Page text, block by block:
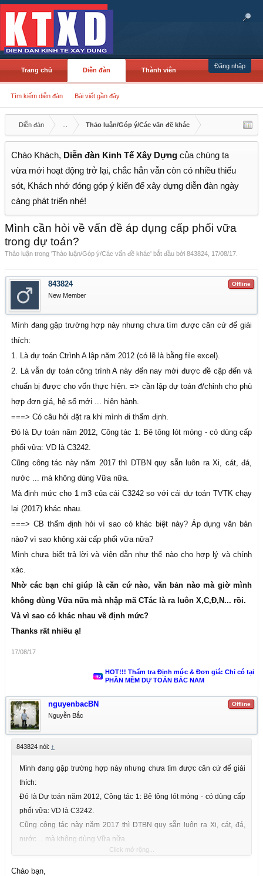
Đăng nhập
Trang chủ Diễn đàn
Tìm kiếm diễn đàn Bài viết gần đây
Thành viên
Diễn đàn Thảo luận/Góp ý/Các vấn đề khác
Chào Khách, Diễn đàn Kinh Tế Xây Dựng của chúng ta
vừa mới hoạt động trở lại, chắc hẳn vẫn còn có nhiều thiếu
sót, Khách nhớ đóng góp ý kiến để xây dựng diễn đàn ngày
càng phát triển nhé!
Mình cần hỏi về vấn đề áp dụng cấp phối vữa
trong dự toán?
Thảo luận trong 'Thảo luận/Góp ý/Các vấn đề khác' bắt đầu bởi 843824 17/08/17
Offline
843824
New Member
Mình đang gặp trường hợp này nhưng chưa tìm được căn cứ để giải
thích:
1. Là dự toán Ctrình A lập năm 2012 (có lẽ là bằng file excel).
2. Là vẫn dự toán công trình A này đến nay mới được đề cập đến và
chuẩn bị được cho vốn thực hiện. => cần lập dự toán đ/chỉnh cho phù
hợp đơn giá, hệ số mới ... hiện hành.
===> Có câu hỏi đặt ra khi mình đi thẩm định.
Đó là Dự toán năm 2012, Công tác 1: Bê tông lót móng - có dùng cấp
phối vữa: VD là C3242.
Cũng công tác này năm 2017 thì DTBN quy sẵn luôn ra Xi, cát, đá,
nước ... mà không dùng Vữa nữa.
Mà định mức cho 1 m3 của cái C3242 so với cái dự toán TVTK chạy
lại (2017) khác nhau.
===> CB thẩm định hỏi vì sao có khác biệt này? Áp dụng văn bản
nào? vì sao không xài cấp phối vữa nữa?
Mình chưa biết trả lời và viện dẫn như thế nào cho hợp lý và chính
xác.
Nhờ các bạn chỉ giúp là căn cứ nào, văn bản nào mà giờ mình
không dùng Vữa nữa mà nhập mã CTác là ra luôn X,C,Đ,N... rồi.
Và vì sao có khác nhau về định mức?
Thanks rất nhiều ạ!
17/08/17
HOT!!! Thẩm tra Định mức & Đơn giá: Chỉ có tại
PHẦN MỀM DỰ TOÁN BẮC NAM
Offline
nguyenbacBN
Nguyễn Bắc
843824 nói: ↑
Mình đang gặp trường hợp này nhưng chưa tìm được căn cứ để giải
thích:
Đó là Dự toán năm 2012, Công tác 1: Bê tông lót móng - có dùng cấp
phối vữa: VD là C3242.
Cũng công tác này năm 2017 thì DTBN quy sẵn luôn ra Xi, cát, đá,
nước ... mà không dùng Vữa nữa.
Mà định mức cho 1 m3 của cái C3242 so với cái dự toán TVTK chạy lại
(2017) khác nhau.
Click mở rộng...
Chào bạn,